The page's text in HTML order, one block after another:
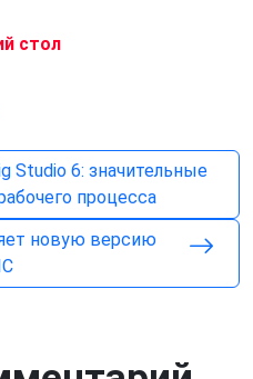
стол
Studio 6: значительные
процесса
новую версию